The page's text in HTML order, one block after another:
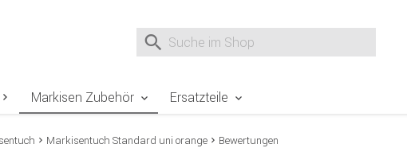
Suche nach
Markisen Zubehör Ersatzteile
Markisentuch Standard uni orange Bewertungen